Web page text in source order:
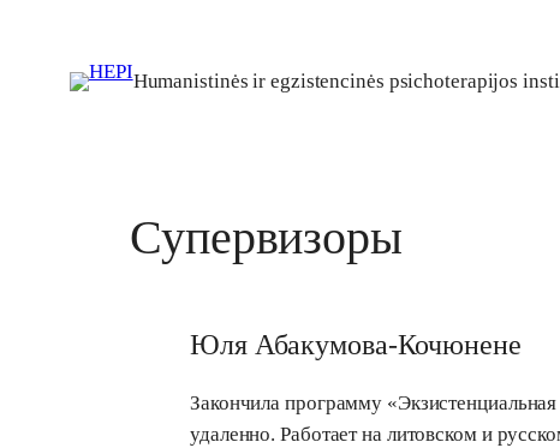
Humanistinės ir egzistencinės psichoterapijos
Супервизоры
Юля Абакумова-Кочюнене
Закончила программу
удаленно. Работает на литовском и